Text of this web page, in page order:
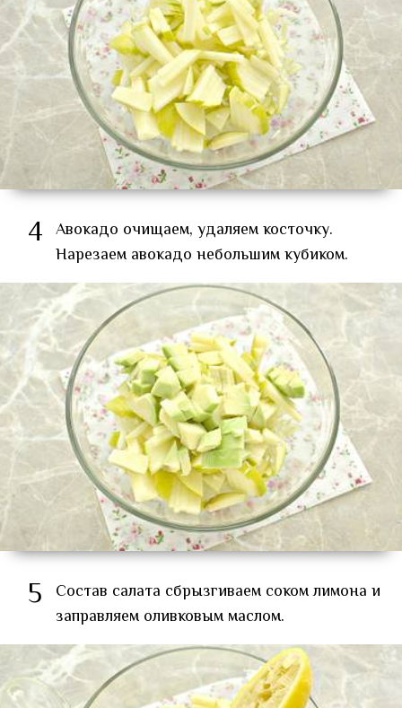
4 Авокадо очищаем, удаляем косточку.
Нарезаем авокадо небольшим кубиком.
5
Состав салата сбрызгиваем соком лимона и
заправляем оливковым маслом.